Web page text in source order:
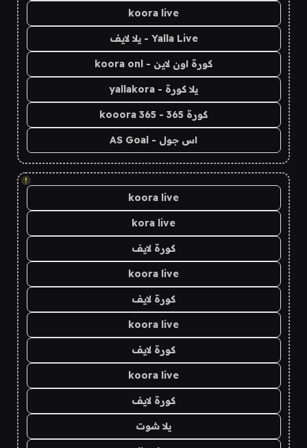
koora live
Yalla Live - يلا لايف
كورة اون لاين - koora onl
يلا كورة - yallakora
كورة 365 - kooora 365
اس جول - AS Goal
!
koora live
kora live
كورة لايف
koora live
كورة لايف
koora live
كورة لايف
koora live
كورة لايف
يلا شوت